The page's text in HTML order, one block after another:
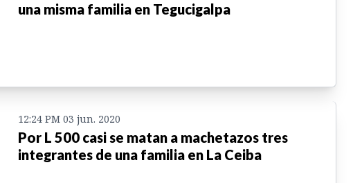
una misma familia en Tegucigalpa
12:24 PM 03 jun. 2020
Por L 500 casi se matan a machetazos tres
integrantes de una familia en La Ceiba